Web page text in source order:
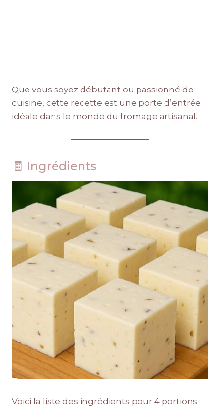
Que vous soyez débutant ou passionné de
cuisine, cette recette est une porte d’entrée
idéale dans le monde du fromage artisanal.
🧾 Ingrédients
Voici la liste des ingrédients pour 4 portions :